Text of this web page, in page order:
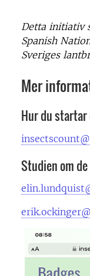
Detta initiativ
Spanish
Sveriges
Mer
Hur du
Studien om